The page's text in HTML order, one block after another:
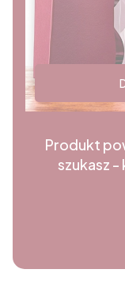
Produkt
szukasz -